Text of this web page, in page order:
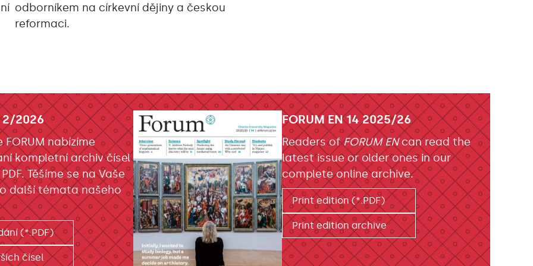
odborníkem na církevní dějiny a českou
reformaci.
2/2026
nabízíme
kompletní archiv čísel
Těšíme se na Vaše
další témata našeho
(*.PDF)
čísel
FORUM EN 14 2025/26
Readers ofFORUM ENcan read the
latest issue or older ones in our
complete online archive.
Print edition (*.PDF)
Print edition archive